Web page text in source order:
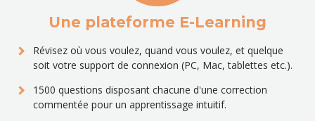
Une plateforme E-Learning
Révisez où vous voulez, quand vous voulez, et quelque
soit votre support de connexion (PC, Mac, tablettes etc.).
1500 questions disposant chacune d'une correction
commentée pour un apprentissage intuitif.